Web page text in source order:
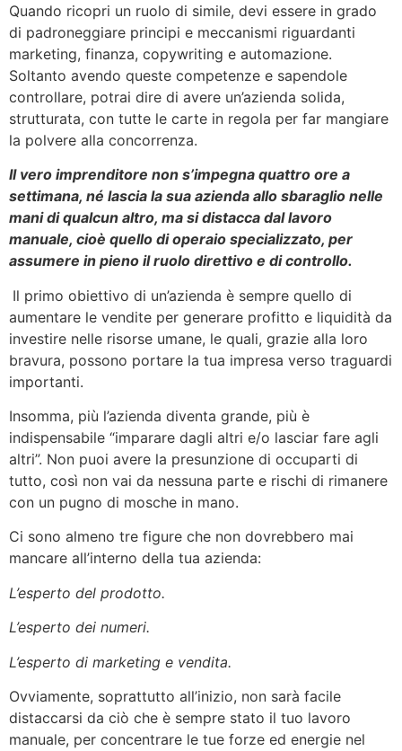
Quando ricopri un ruolo di simile, devi essere in grado
di padroneggiare principi e meccanismi riguardanti
marketing, finanza, copywriting e automazione.
Soltanto avendo queste competenze e sapendole
controllare, potrai dire di avere un’azienda solida,
strutturata, con tutte le carte in regola per far mangiare
la polvere alla concorrenza.
Il vero imprenditore non s’impegna quattro ore a
settimana, né lascia la sua azienda allo sbaraglio nelle
mani di qualcun altro, ma si distacca dal lavoro
manuale, cioè quello di operaio specializzato, per
assumere in pieno il ruolo direttivo e di controllo.
Il primo obiettivo di un’azienda è sempre quello di
aumentare le vendite per generare profitto e liquidità da
investire nelle risorse umane, le quali, grazie alla loro
bravura, possono portare la tua impresa verso traguardi
importanti.
Insomma, più l’azienda diventa grande, più è
indispensabile “imparare dagli altri e/o lasciar fare agli
altri”. Non puoi avere la presunzione di occuparti di
tutto, così non vai da nessuna parte e rischi di rimanere
con un pugno di mosche in mano.
Ci sono almeno tre figure che non dovrebbero mai
mancare all’interno della tua azienda:
L’esperto del prodotto.
L’esperto dei numeri.
L’esperto di marketing e vendita.
Ovviamente, soprattutto all’inizio, non sarà facile
distaccarsi da ciò che è sempre stato il tuo lavoro
manuale, per concentrare le tue forze ed energie nel